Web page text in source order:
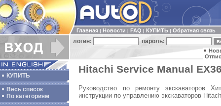
Главная Новости FAQ КУПИТЬ Обратная связь
логин: пароль:
КУПИТЬ
Весь список
По категориям
Hitachi Service Manual
Руководство по ремонту экскаваторов
инструкции по управлению экскаваторов